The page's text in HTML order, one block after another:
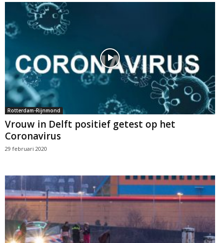
Rotterdam-Rijnmond
Vrouw in Delft positief getest op het
Coronavirus
29 februari 2020